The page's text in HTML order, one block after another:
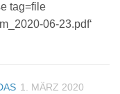
tag=file
06-23.pdf‘
1. MÄRZ 2020